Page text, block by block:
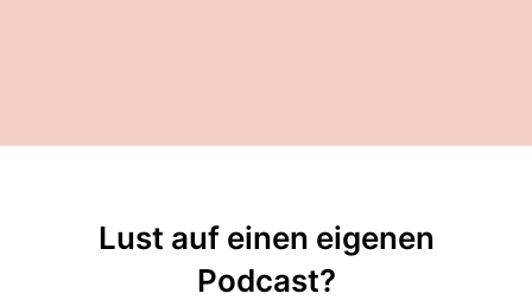
Lust auf einen eigenen
Podcast?